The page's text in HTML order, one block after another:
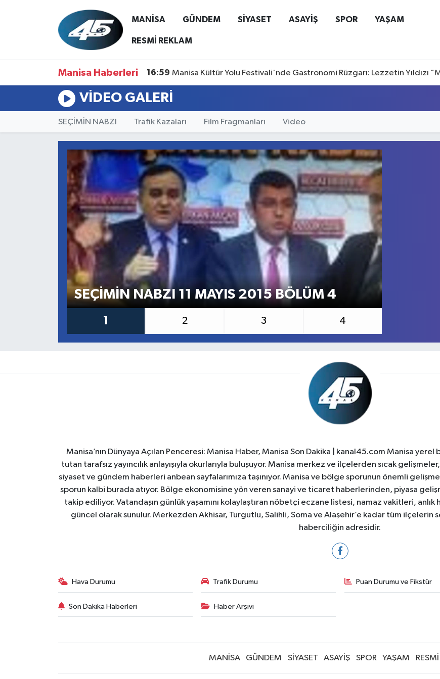
MANİSA GÜNDEM SİYASET ASAYİŞ SPOR YAŞAM
RESMİ REKLAM
Manisa Haberleri 16:59 Manisa Kültür Yolu Festivali'nde Gastronomi Rüzgarı: Lezzetin Yıldızı
VIDEO GALERI
SEÇİMİN NABZI Trafik Kazaları Film Fragmanları Video
SEÇİMİN NABZI 11 MAYIS 2015 BÖLÜM 4
1 2 3 4
Manisa’nın Dünyaya Açılan Penceresi: Manisa Haber, Manisa Son Dakika | kanal45.com Manisa yerel
tutan tarafsız yayıncılık anlayışıyla okurlarıyla buluşuyor. Manisa merkez ve ilçelerden sıcak
siyaset ve gündem haberleri anbean sayfalarımıza taşınıyor. Manisa ve bölge sporunun önemli
sporun kalbi burada atıyor. Bölge ekonomisine yön veren sanayi ve ticaret haberlerinden, piyasa
takip ediliyor. Vatandaşın günlük yaşamını kolaylaştıran nöbetçi eczane listesi, namaz vakitleri,
güncel olarak sunulur. Merkezden Akhisar, Turgutlu, Salihli, Soma ve Alaşehir’e kadar tüm ilçelerin
haberciliğin adresidir.
Hava Durumu Trafik Durumu Puan Durumu ve Fikstür
Son Dakika Haberleri Haber Arşivi
MANİSA GÜNDEM SİYASET ASAYİŞ SPOR YAŞAM
MANİSA
SİYASET
RESMİ REKLAM
Hava Durumu
Süper Lig Puan Durumu ve Fikstür
Tüm Manşetler
Son Dakika Haberleri
Haber Arşivi